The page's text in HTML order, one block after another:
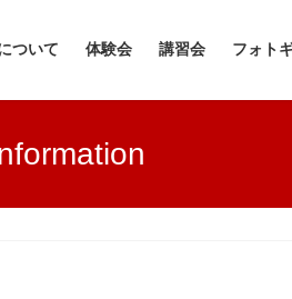
ついて 体験会 講習会 フォト